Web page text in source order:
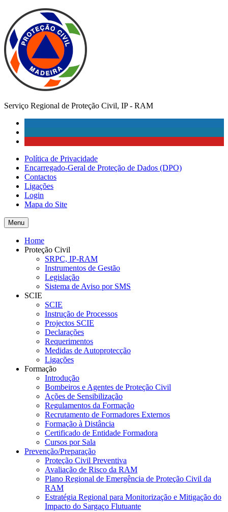
Serviço Regional de Proteção Civil, IP - RAM
Política de Privacidade
Encarregado-Geral de Proteção de Dados (DPO)
Contactos
Ligações
Login
Mapa do Site
Menu
Home
Proteção Civil
SRPC, IP-RAM
Instrumentos de Gestão
Legislação
Sistema de Aviso por SMS
SCIE
SCIE
Instrução de Processos
Projectos SCIE
Declarações
Requerimentos
Medidas de Autoprotecção
Ligações
Formação
Introdução
Bombeiros e Agentes de Proteção Civil
Ações de Sensibilização
Regulamentos da Formação
Recrutamento de Formadores Externos
Formação à Distância
Certificado de Entidade Formadora
Cursos por Sala
Prevenção/Preparação
Proteção Civil Preventiva
Avaliação de Risco da RAM
Plano Regional de Emergência de Proteção Civil da
RAM
Estratégia Regional para Monitorização e Mitigação do
Impacto do Sargaço Flutuante